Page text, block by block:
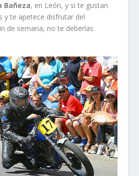
Bañeza, en León, y si te gustan
y te apetece disfrutar del
de semana, no te deberías